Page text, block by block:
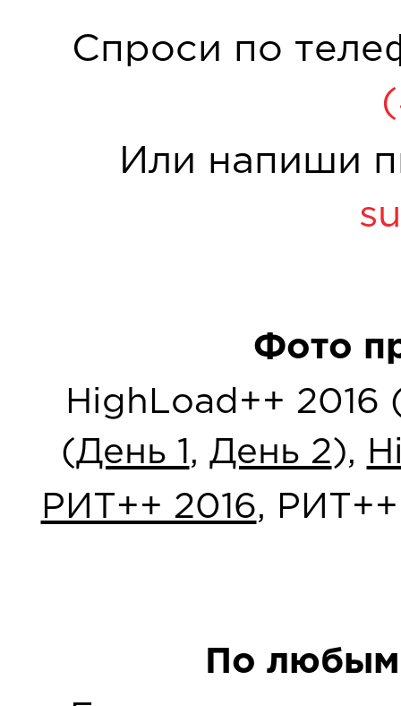
Спроси по
Или напиши
Фото
HighLoad++ 2016
(День 1 , День 2 ),
РИТ++ 2016,
По любым